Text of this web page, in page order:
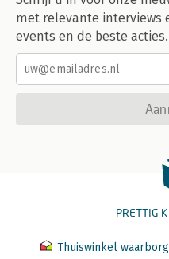
met relevante interviews
events en de beste acties.
PRETTIG
Thuiswinkel waarborg